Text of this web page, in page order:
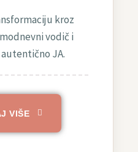
kroz
vodič i
JA.
VIŠE